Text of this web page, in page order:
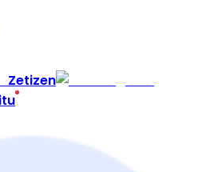
Zetizen